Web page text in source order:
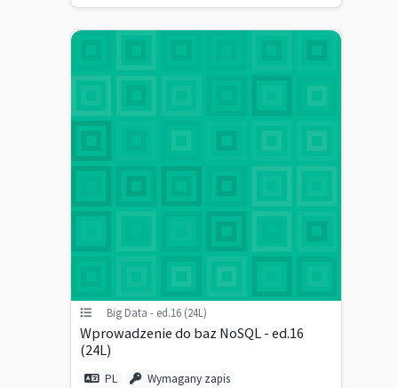
Big Data - ed.16 (24L)
Wprowadzenie do baz NoSQL - ed.16
(24L)
PL Wymagany zapis